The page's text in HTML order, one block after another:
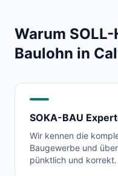
Warum
Baulohn in
SOKA-BAU
Wir kennen die
Baugewerbe und
pünktlich und korrekt.